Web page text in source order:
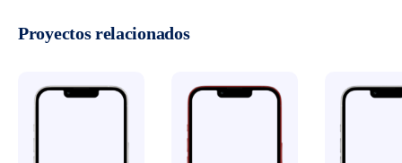
Proyectos relacionados